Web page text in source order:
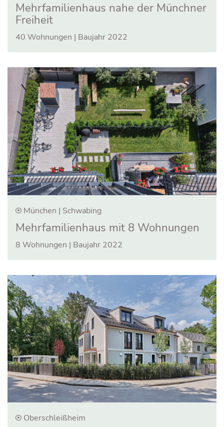
Mehrfamilien­haus nahe der Münchner
Freiheit
40 Wohnungen | Baujahr 2022
München | Schwabing
Mehrfamilien­haus mit 8 Wohnungen
8 Wohnungen | Baujahr 2022
Oberschleißheim